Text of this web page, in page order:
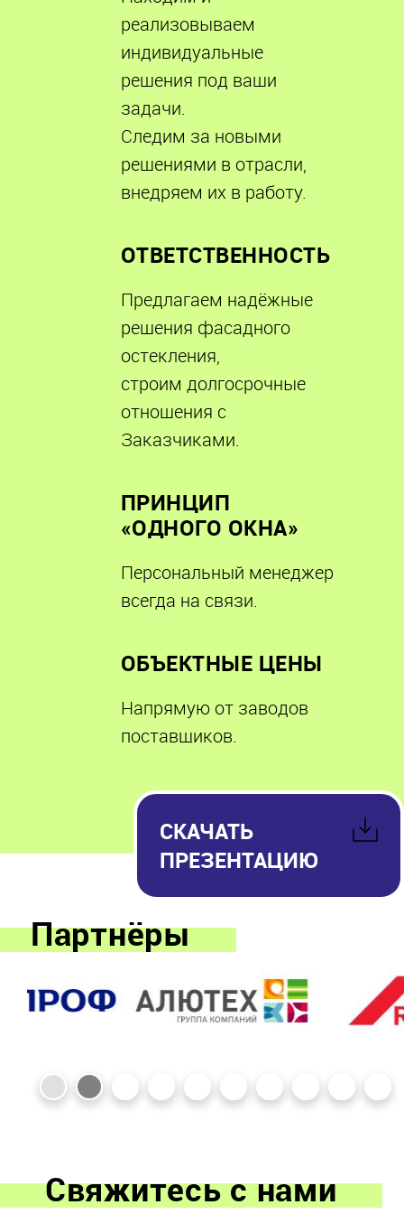
реализовываем
индивидуальные
решения под ваши
задачи.
Следим за новыми
решениями в отрасли,
внедряем их в работу.
ОТВЕТСТВЕННОСТЬ
Предлагаем надёжные
решения фасадного
остекления,
строим долгосрочные
отношения с
Заказчиками.
ПРИНЦИП
«ОДНОГО ОКНА»
Персональный менеджер
всегда на связи.
ОБЪЕКТНЫЕ ЦЕНЫ
Напрямую от заводов
поставщиков.
СКАЧАТЬ
ПРЕЗЕНТАЦИЮ
Партнёры
Свяжитесь с нами